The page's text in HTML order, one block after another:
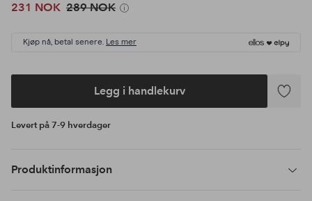
231 NOK 289 NOK
Kjøp nå, betal senere. Les mer
Legg i handlekurv
Legg
Levert på 7-9 hverdager
Produktinformasjon